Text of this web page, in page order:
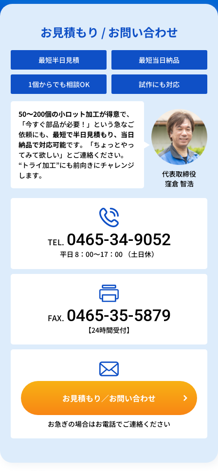
お見積もり / お問い合わせ
最短半日見積 最短当日納品
1個からでも相談OK 試作にも対応
50〜200個の小ロット加工が得意で、
「今すぐ部品が必要！」という急なご
依頼にも、最短で半日見積もり、当日
納品で対応可能です。「ちょっとやっ
てみて欲しい」とご連絡ください。
“トライ加工”にも前向きにチャレンジ
します。
代表取締役
窪倉 智浩
TEL. 0465-34-9052
平日 8：00〜17：00 （土日休）
FAX. 0465-35-5879
【24時間受付】
お見積もり／お問い合わせ
お急ぎの場合はお電話でご連絡ください